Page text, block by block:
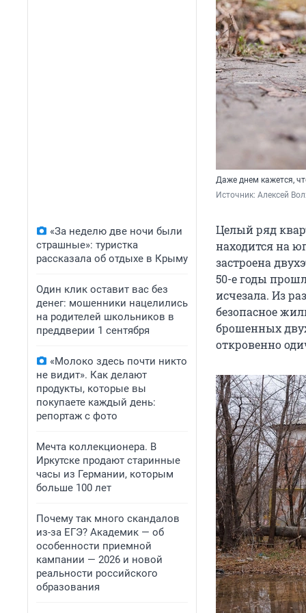
«За неделю две ночи были
страшные»: туристка
рассказала об отдыхе в Крыму
Один клик оставит вас без
денег: мошенники нацелились
на родителей школьников в
преддверии 1 сентября
«Молоко здесь почти никто
не видит». Как делают
продукты, которые вы
покупаете каждый день:
репортаж с фото
Мечта коллекционера. В
Иркутске продают старинные
часы из Германии, которым
больше 100 лет
Почему так много скандалов
из-за ЕГЭ? Академик — об
особенности приемной
кампании — 2026 и новой
реальности российского
образования
Даже днем кажется,
Источник: Алексей
Целый ряд
находится на
застроена
50-е годы
исчезала. Из
безопасное
брошенных
откровенно